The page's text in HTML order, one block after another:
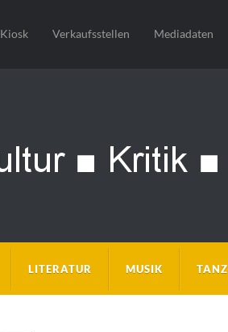
Kiosk Verkaufsstellen Mediadaten
LITERATUR MUSIK TANZ